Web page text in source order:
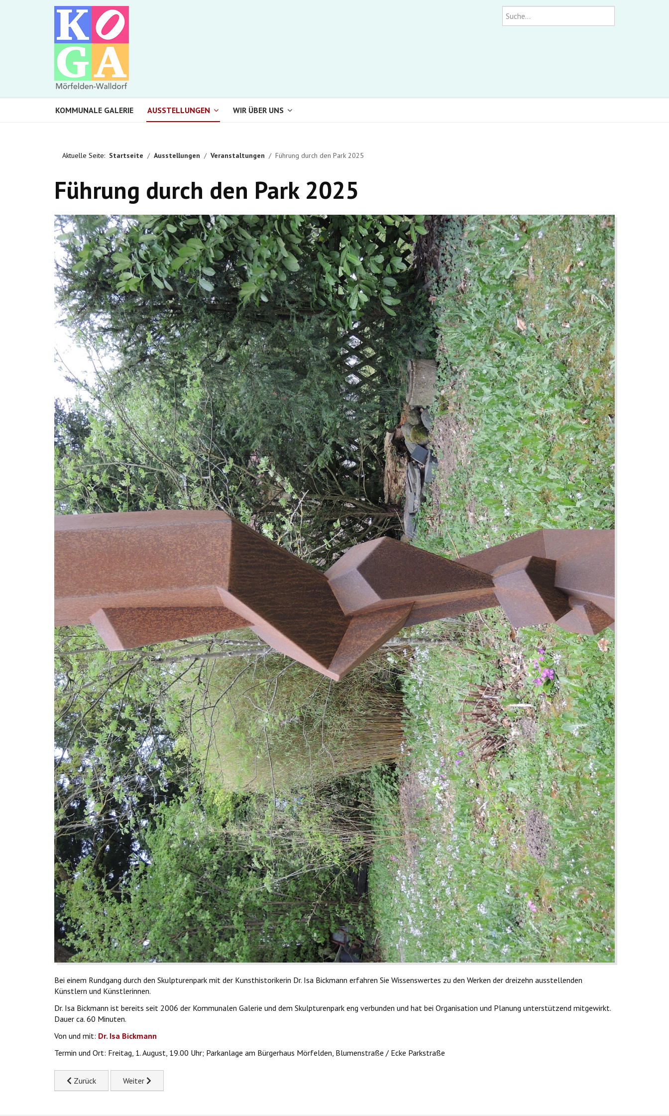
Suchen
KOMMUNALE GALERIE AUSSTELLUNGEN WIR ÜBER UNS
Aktuelle Seite: Startseite Ausstellungen Veranstaltungen Führung durch den Park 2025
Führung durch den Park 2025
Bei einem Rundgang durch den Skulpturenpark mit der Kunsthistorikerin Dr. Isa Bickmann erfahren Sie Wissenswertes zu den Werken der dreizehn ausstellenden
Künstlern und Künstlerinnen.
Dr. Isa Bickmann ist bereits seit 2006 der Kommunalen Galerie und dem Skulpturenpark eng verbunden und hat bei Organisation und Planung unterstützend mitgewirkt.
Dauer ca. 60 Minuten.
Von und mit: Dr. Isa Bickmann
Termin und Ort: Freitag, 1. August, 19.00 Uhr; Parkanlage am Bürgerhaus Mörfelden, Blumenstraße / Ecke Parkstraße
Previous article: 20. Juli Vernissage Skulpturenpark 2025
Zurück Next article: 29. August Eine tänzerische Interpretation des Skulpturenparks 2025 - Objekted -
Weiter